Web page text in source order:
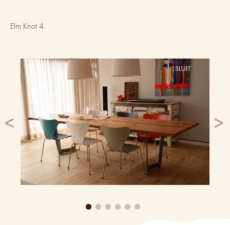
Elm Knot 4
SLUIT